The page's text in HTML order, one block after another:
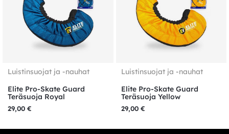
Luistinsuojat ja -nauhat
Elite Pro-Skate Guard
Teräsuoja Royal
29,00 €
Luistinsuojat ja -nauhat
Elite Pro-Skate Guard
Teräsuoja Yellow
29,00 €